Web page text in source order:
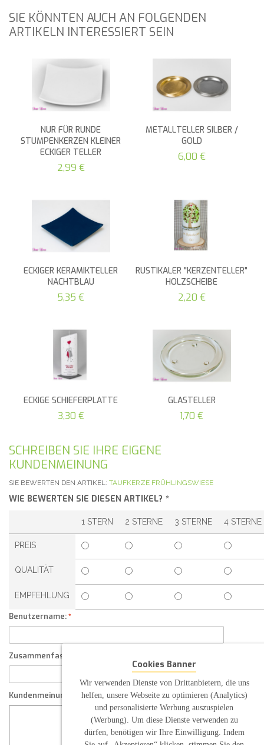
SIE KÖNNTEN AUCH AN FOLGENDEN
ARTIKELN INTERESSIERT SEIN
NUR FÜR RUNDE
STUMPENKERZEN KLEINER
ECKIGER TELLER
2,99 €
METALLTELLER SILBER /
GOLD
6,00 €
ECKIGER KERAMIKTELLER
NACHTBLAU
5,35 €
RUSTIKALER "KERZENTELLER"
HOLZSCHEIBE
2,20 €
ECKIGE SCHIEFERPLATTE
3,30 €
GLASTELLER
1,70 €
SCHREIBEN SIE IHRE EIGENE
KUNDENMEINUNG
SIE BEWERTEN DEN ARTIKEL: TAUFKERZE FRÜHLINGSWIESE
WIE BEWERTEN SIE DIESEN ARTIKEL? *
1 STERN 2 STERNE 3 STERNE 4 STERNE
PREIS
QUALITÄT
EMPFEHLUNG
Benutzername:
Zusammenfassung Ihrer Kundenmeinung
Kundenmeinung
Cookies Banner
Wir verwenden Dienste von Drittanbietern, die uns
helfen, unsere Webseite zu optimieren (Analytics)
und personalisierte Werbung auszuspielen
(Werbung). Um diese Dienste verwenden zu
dürfen, benötigen wir Ihre Einwilligung. Indem